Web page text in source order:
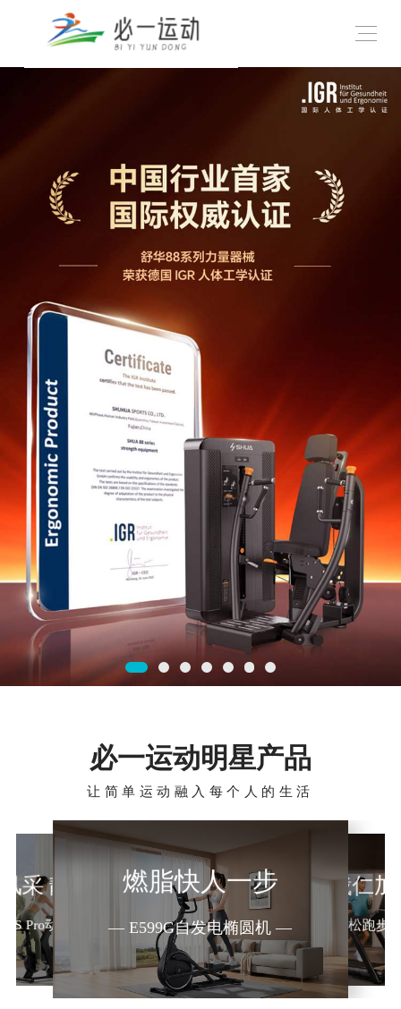
必一运动明星产品
让简单运动融入每个人的生活
采 静享骑趣
S Pro动感单车 —
燃脂快人一步
— E599G自发电椭圆机 —
跟着贾俄仁加
— E9马拉松跑步